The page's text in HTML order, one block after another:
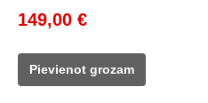
Original
was:
171,00 €.
149,00 €Current
149,00 €.
Pievienot grozam